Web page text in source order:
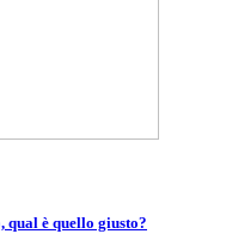
è quello giusto?